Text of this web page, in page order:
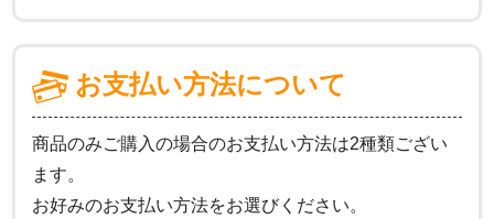
お支払い方法について
商品のみご購入の場合のお支払い方法は2種類ござい
ます。
お好みのお支払い方法をお選びください。